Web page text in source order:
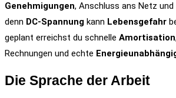
Genehmigungen, Anschluss ans Netz und
denn DC-Spannung kann Lebensgefahr
geplant erreichst du schnelle Amortisation
Rechnungen und echte
Die Sprache der Arbeit